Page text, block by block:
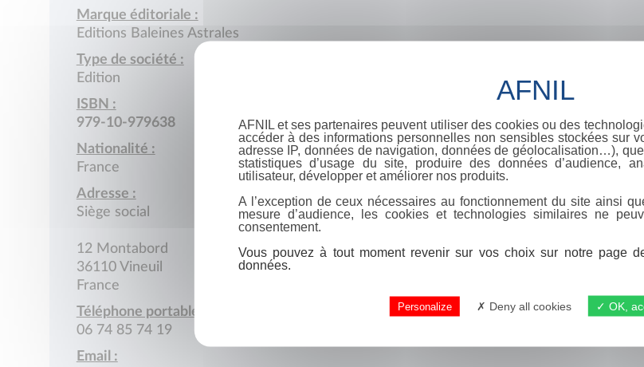
Marque éditoriale :
Editions Baleines Astrales
Type de société :
Edition
ISBN :
979-10-979638
Nationalité :
France
Adresse :
Siège social
12 Montabord
36110 Vineuil
France
Téléphone portable :
06 74 85 74 19
Email :
AFNIL et ses partenaires peuvent utiliser des cookies ou des
accéder à des informations personnelles non sensibles stockées sur
adresse IP, données de navigation, données de géolocalisation…),
statistiques d’usage du site, produire des données d’audience,
utilisateur, développer et améliorer nos produits.
A l’exception de ceux nécessaires au fonctionnement du site ainsi
mesure d’audience, les cookies et technologies similaires ne
consentement.
Vous pouvez à tout moment revenir sur vos choix sur notre page
données.
Personalize Deny all cookies OK,